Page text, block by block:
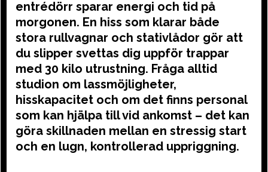
entrédörr sparar energi och tid på
morgonen. En hiss som klarar både
stora rullvagnar och stativlådor gör att
du slipper svettas dig uppför trappar
med 30 kilo utrustning. Fråga alltid
studion om lassmöjligheter,
hisskapacitet och om det finns personal
som kan hjälpa till vid ankomst – det kan
göra skillnaden mellan en stressig start
och en lugn, kontrollerad uppriggning.